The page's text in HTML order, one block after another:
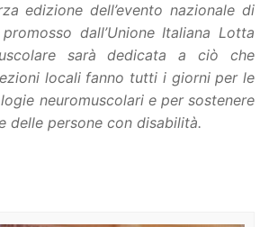
edizione dell’evento nazionale di
dall’Unione Italiana Lotta
sarà dedicata a ciò che
locali fanno tutti i giorni per le
neuromuscolari e per sostenere
delle persone con disabilità.